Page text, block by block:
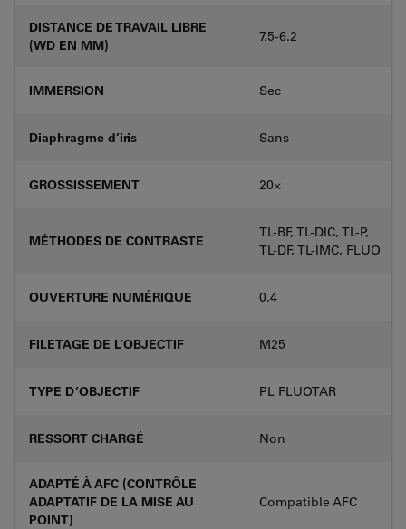
DISTANCE DE TRAVAIL LIBRE
(WD EN MM)
7.5-6.2
IMMERSION Sec
Diaphragme d’iris Sans
GROSSISSEMENT 20⨉
MÉTHODES DE CONTRASTE
TL-BF, TL-DIC, TL-P,
TL-DF, TL-IMC, FLUO
OUVERTURE NUMÉRIQUE 0.4
FILETAGE DE L’OBJECTIF M25
TYPE D’OBJECTIF PL FLUOTAR
RESSORT CHARGÉ Non
ADAPTÉ À AFC (CONTRÔLE
ADAPTATIF DE LA MISE AU
POINT)
Compatible AFC